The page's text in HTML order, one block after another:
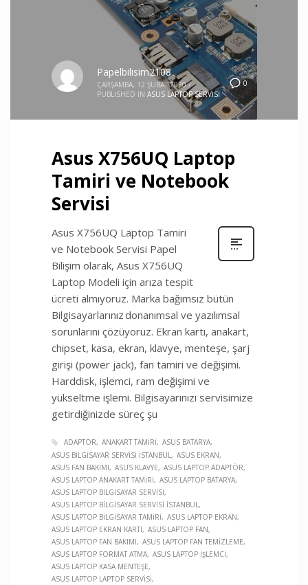
0
Papelbilisim2108
ÇARŞAMBA, 12 ŞUBAT 2020 /
PUBLISHED IN ASUS LAPTOP SERVISI
Asus X756UQ Laptop
Tamiri ve Notebook
Servisi
Asus X756UQ Laptop Tamiri
ve Notebook Servisi Papel
Bilişim olarak, Asus X756UQ
Laptop Modeli için arıza tespit
ücreti almıyoruz. Marka bağımsız bütün
Bilgisayarlarınız donanımsal ve yazılımsal
sorunlarını çözüyoruz. Ekran kartı, anakart,
chipset, kasa, ekran, klavye, menteşe, şarj
girişi (power jack), fan tamiri ve değişimi.
Harddisk, işlemci, ram değişimi ve
yükseltme işlemi. Bilgisayarınızı servisimize
getirdiğinizde süreç şu
ADAPTÖR ANAKART TAMIRI
ASUS BATARYA
ASUS BILGISAYAR SERVISI İSTANBUL ASUS EKRAN
ASUS FAN BAKIMI
ASUS KLAVYE
ASUS LAPTOP ADAPTÖR
ASUS LAPTOP ANAKART TAMIRI
ASUS LAPTOP BATARYA
ASUS LAPTOP BILGISAYAR SERVISI
ASUS LAPTOP BILGISAYAR SERVISI İSTANBUL
ASUS LAPTOP BILGISAYAR TAMIRI
ASUS LAPTOP EKRAN
ASUS LAPTOP EKRAN KARTI
ASUS LAPTOP FAN
ASUS LAPTOP FAN BAKIMI
ASUS LAPTOP FAN TEMIZLEME
ASUS LAPTOP FORMAT ATMA ASUS LAPTOP İŞLEMCI
ASUS LAPTOP KASA MENTEŞE
ASUS LAPTOP LAPTOP SERVISI